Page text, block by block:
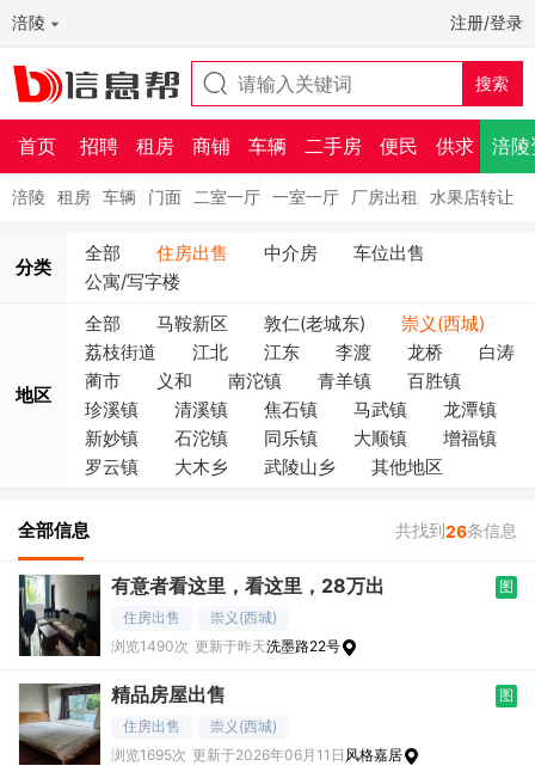
涪陵 注册/登录
首页 招聘 租房 商铺 车辆 二手房 便民 供求 涪陵
涪陵 租房 车辆 门面 二室一厅 一室一厅 厂房出租 水果店转让
分类
全部 住房出售 中介房
车位出售
公寓/写字楼
地区
全部 马鞍新区 敦仁(老城东)
崇义(西城)
荔枝街道
江北 江东 李渡 龙桥
白涛
蔺市
义和 南沱镇 青羊镇
百胜镇
珍溪镇
清溪镇 焦石镇 马武镇
龙潭镇
新妙镇
石沱镇 同乐镇 大顺镇
增福镇
罗云镇
大木乡 武陵山乡 其他地区
全部信息 共找到26条信息
有意者看这里，看这里，28万出
图
住房出售
崇义(西城)
浏览1490次 更新于昨天洗墨路22号
精品房屋出售
图
住房出售
崇义(西城)
浏览1695次 更新于2026年06月11日 风格嘉居